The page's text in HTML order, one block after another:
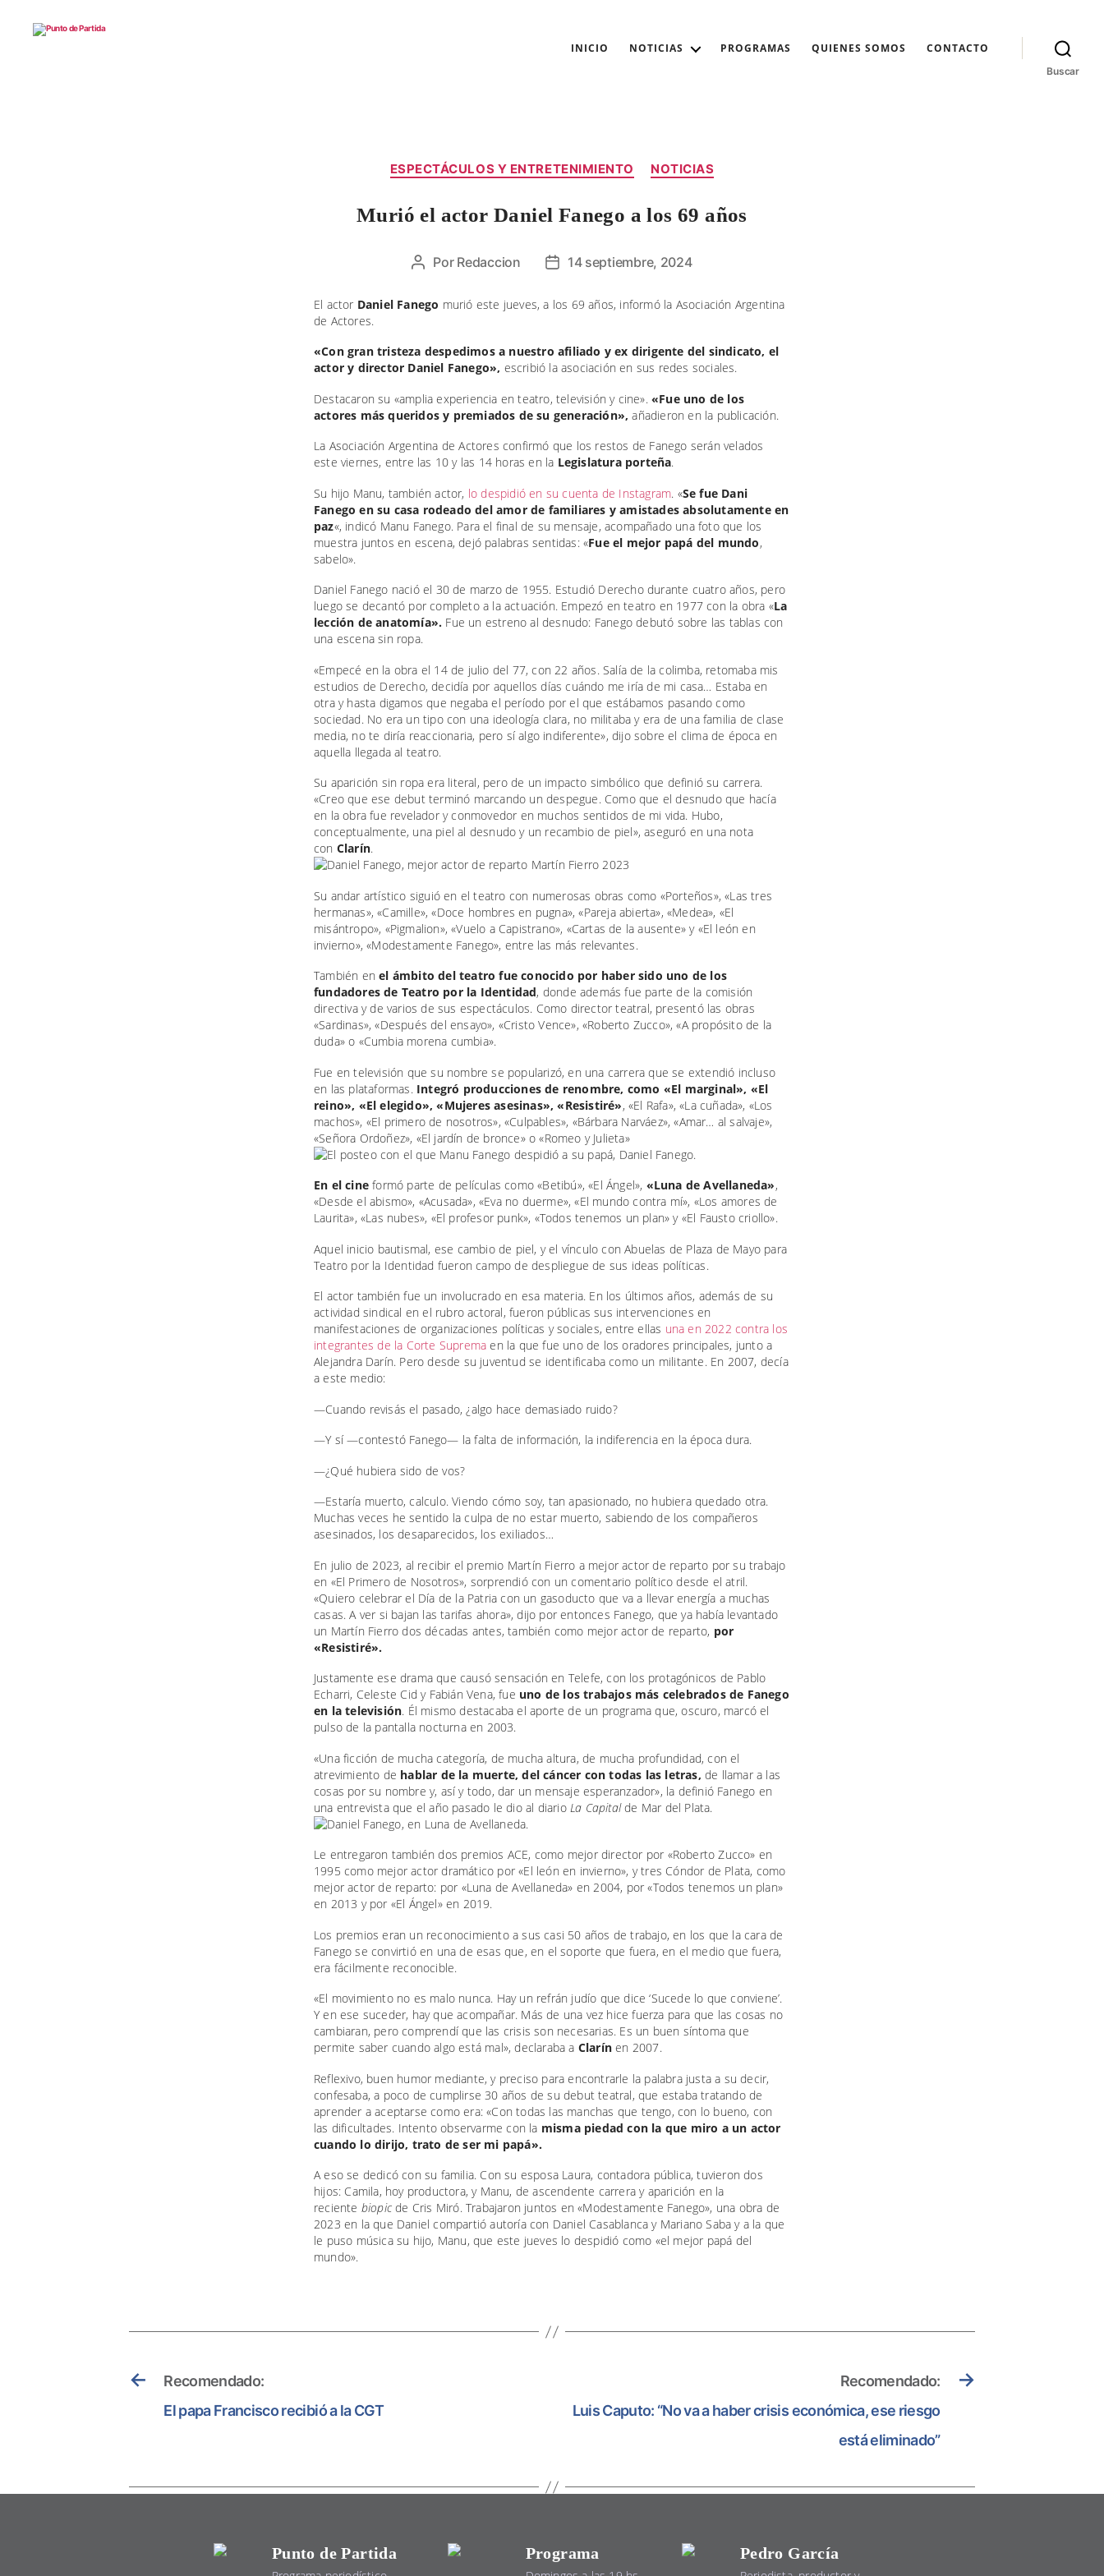
INICIO NOTICIAS PROGRAMAS QUIENES SOMOS CONTACTO
Buscar
ESPECTÁCULOS Y ENTRETENIMIENTO NOTICIAS
Murió el actor Daniel Fanego a los 69 años
Autor
la
Por Redaccion
Fecha
la
14 septiembre, 2024
El actor Daniel Fanego murió este jueves, a los 69 años, informó la Asociación Argentina
de Actores.
«Con gran tristeza despedimos a nuestro afiliado y ex dirigente del sindicato, el
actor y director Daniel Fanego», escribió la asociación en sus redes sociales.
Destacaron su «amplia experiencia en teatro, televisión y cine». «Fue uno de los
actores más queridos y premiados de su generación», añadieron en la publicación.
La Asociación Argentina de Actores confirmó que los restos de Fanego serán velados
este viernes, entre las 10 y las 14 horas en la Legislatura porteña.
Su hijo Manu, también actor, lo despidió en su cuenta de Instagram. «Se fue Dani
Fanego en su casa rodeado del amor de familiares y amistades absolutamente en
paz«, indicó Manu Fanego. Para el final de su mensaje, acompañado una foto que los
muestra juntos en escena, dejó palabras sentidas: «Fue el mejor papá del mundo,
sabelo».
Daniel Fanego nació el 30 de marzo de 1955. Estudió Derecho durante cuatro años, pero
luego se decantó por completo a la actuación. Empezó en teatro en 1977 con la obra «La
lección de anatomía». Fue un estreno al desnudo: Fanego debutó sobre las tablas con
una escena sin ropa.
«Empecé en la obra el 14 de julio del 77, con 22 años. Salía de la colimba, retomaba mis
estudios de Derecho, decidía por aquellos días cuándo me iría de mi casa… Estaba en
otra y hasta digamos que negaba el período por el que estábamos pasando como
sociedad. No era un tipo con una ideología clara, no militaba y era de una familia de clase
media, no te diría reaccionaria, pero sí algo indiferente», dijo sobre el clima de época en
aquella llegada al teatro.
Su aparición sin ropa era literal, pero de un impacto simbólico que definió su carrera.
«Creo que ese debut terminó marcando un despegue. Como que el desnudo que hacía
en la obra fue revelador y conmovedor en muchos sentidos de mi vida. Hubo,
conceptualmente, una piel al desnudo y un recambio de piel», aseguró en una nota
con Clarín.
Su andar artístico siguió en el teatro con numerosas obras como «Porteños», «Las tres
hermanas», «Camille», «Doce hombres en pugna», «Pareja abierta», «Medea», «El
misántropo», «Pigmalion», «Vuelo a Capistrano», «Cartas de la ausente» y «El león en
invierno», «Modestamente Fanego», entre las más relevantes.
También enel ámbito del teatro fue conocido por haber sido uno de los
fundadores de Teatro por la Identidad, donde además fue parte de la comisión
directiva y de varios de sus espectáculos. Como director teatral, presentó las obras
«Sardinas», «Después del ensayo», «Cristo Vence», «Roberto Zucco», «A propósito de la
duda» o «Cumbia morena cumbia».
Fue en televisión que su nombre se popularizó, en una carrera que se extendió incluso
en las plataformas. Integró producciones de renombre, como «El marginal», «El
reino», «El elegido», «Mujeres asesinas», «Resistiré», «El Rafa», «La cuñada», «Los
machos», «El primero de nosotros», «Culpables», «Bárbara Narváez», «Amar… al salvaje»,
«Señora Ordoñez», «El jardín de bronce» o «Romeo y Julieta»
En el cineformó parte de películas como «Betibú», «El Ángel», «Luna de Avellaneda»,
«Desde el abismo», «Acusada», «Eva no duerme», «El mundo contra mí», «Los amores de
Laurita», «Las nubes», «El profesor punk», «Todos tenemos un plan» y «El Fausto criollo».
Aquel inicio bautismal, ese cambio de piel, y el vínculo con Abuelas de Plaza de Mayo para
Teatro por la Identidad fueron campo de despliegue de sus ideas políticas.
El actor también fue un involucrado en esa materia. En los últimos años, además de su
actividad sindical en el rubro actoral, fueron públicas sus intervenciones en
manifestaciones de organizaciones políticas y sociales, entre ellas una en 2022 contra los
integrantes de la Corte Supremaen la que fue uno de los oradores principales, junto a
Alejandra Darín. Pero desde su juventud se identificaba como un militante. En 2007, decía
a este medio:
—Cuando revisás el pasado, ¿algo hace demasiado ruido?
—Y sí —contestó Fanego— la falta de información, la indiferencia en la época dura.
—¿Qué hubiera sido de vos?
—Estaría muerto, calculo. Viendo cómo soy, tan apasionado, no hubiera quedado otra.
Muchas veces he sentido la culpa de no estar muerto, sabiendo de los compañeros
asesinados, los desaparecidos, los exiliados…
En julio de 2023, al recibir el premio Martín Fierro a mejor actor de reparto por su trabajo
en «El Primero de Nosotros», sorprendió con un comentario político desde el atril.
«Quiero celebrar el Día de la Patria con un gasoducto que va a llevar energía a muchas
casas. A ver si bajan las tarifas ahora», dijo por entonces Fanego, que ya había levantado
un Martín Fierro dos décadas antes, también como mejor actor de reparto, por
«Resistiré».
Justamente ese drama que causó sensación en Telefe, con los protagónicos de Pablo
Echarri, Celeste Cid y Fabián Vena, fue uno de los trabajos más celebrados de Fanego
en la televisión. Él mismo destacaba el aporte de un programa que, oscuro, marcó el
pulso de la pantalla nocturna en 2003.
«Una ficción de mucha categoría, de mucha altura, de mucha profundidad, con el
atrevimiento de hablar de la muerte, del cáncer con todas las letras, de llamar a las
cosas por su nombre y, así y todo, dar un mensaje esperanzador», la definió Fanego en
una entrevista que el año pasado le dio al diario La Capitalde Mar del Plata.
Le entregaron también dos premios ACE, como mejor director por «Roberto Zucco» en
1995 como mejor actor dramático por «El león en invierno», y tres Cóndor de Plata, como
mejor actor de reparto: por «Luna de Avellaneda» en 2004, por «Todos tenemos un plan»
en 2013 y por «El Ángel» en 2019.
Los premios eran un reconocimiento a sus casi 50 años de trabajo, en los que la cara de
Fanego se convirtió en una de esas que, en el soporte que fuera, en el medio que fuera,
era fácilmente reconocible.
«El movimiento no es malo nunca. Hay un refrán judío que dice ‘Sucede lo que conviene’.
Y en ese suceder, hay que acompañar. Más de una vez hice fuerza para que las cosas no
cambiaran, pero comprendí que las crisis son necesarias. Es un buen síntoma que
permite saber cuando algo está mal», declaraba a Clarín en 2007.
Reflexivo, buen humor mediante, y preciso para encontrarle la palabra justa a su decir,
confesaba, a poco de cumplirse 30 años de su debut teatral, que estaba tratando de
aprender a aceptarse como era: «Con todas las manchas que tengo, con lo bueno, con
las dificultades. Intento observarme con la misma piedad con la que miro a un actor
cuando lo dirijo, trato de ser mi papá».
A eso se dedicó con su familia. Con su esposa Laura, contadora pública, tuvieron dos
hijos: Camila, hoy productora, y Manu, de ascendente carrera y aparición en la
reciente biopicde Cris Miró. Trabajaron juntos en «Modestamente Fanego», una obra de
2023 en la que Daniel compartió autoría con Daniel Casablanca y Mariano Saba y a la que
le puso música su hijo, Manu, que este jueves lo despidió como «el mejor papá del
mundo».
←
Recomendado:
El papa Francisco recibió a la CGT
→
Recomendado:
Luis Caputo: “No va a haber crisis económica, ese riesgo
está eliminado”
Punto de Partida Programa Pedro García